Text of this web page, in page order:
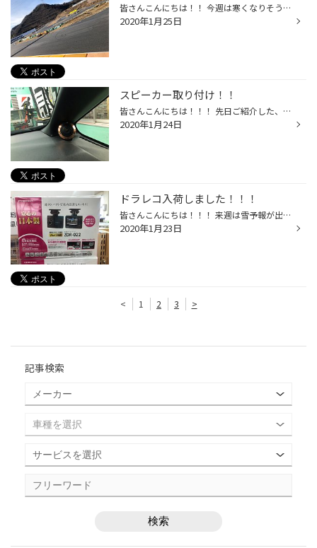
皆さんこんにちは！！ 今週は寒くなりそうですね・・・ 本日は、お休みをいただきこちらに・・・ 先日アライメント調整に来てくれた友人が走るとのことで行ってきました。 僕は車の準備が間に合わず走れませんでしたが、 2月に71RのNEWで走ってみたいと思います！
2020年1月25日
スピーカー取り付け！！
皆さんこんにちは！！！ 先日ご紹介した、スピーカーのお話！！ F スピーカー ツイーターの取付をスタッフ木口に教わりながら取り付けてみました(^^♪ 付けてびっくり！！！ かなり音質がUPしました(^^♪ 当店タイヤ館目白は、タイヤやメンテナンス用品だけではありません！！ ナビのお取り寄せ、取り...
2020年1月24日
ドラレコ入荷しました！！！
皆さんこんにちは！！！ 来週は雪予報が出てますが皆様準備はおすみですか？ タイヤ館目白は、スタットレス在庫在ります！！！ そして・・・ タイトルの件になります！！！ 1.コムテック ZDR-022 コンパクト設計の為、車内設置もすっきり！ 200画素で録画！！ 駐車監視機能付きで24時間365日監視！ ...
2020年1月23日
< 1 2 3 >
記事検索